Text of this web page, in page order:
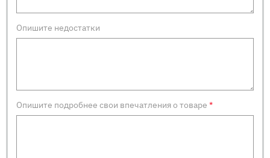
Опишите недостатки
Опишите подробнее свои впечатления о товаре*